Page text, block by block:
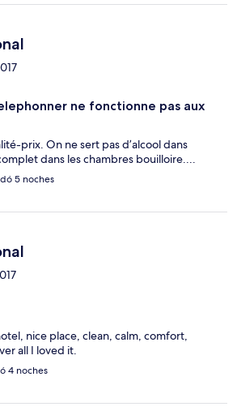
ne fonctionne pas aux
prix. On ne sert pas d’alcool dans
dans les chambres bouilloire....
5 noches
nice place, clean, calm, comfort,
all I loved it.
4 noches